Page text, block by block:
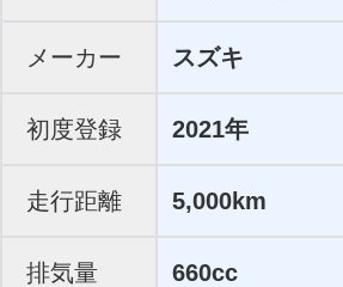
メーカー スズキ
初度登録 2021年
走行距離 5,000km
排気量 660cc